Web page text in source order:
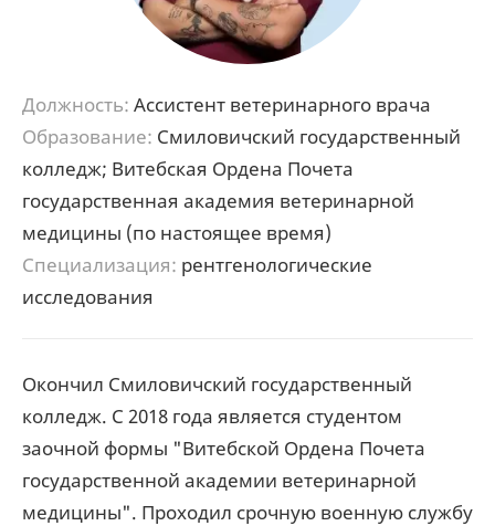
Должность: Ассистент ветеринарного врача
Образование: Смиловичский государственный
колледж; Витебская Ордена Почета
государственная академия ветеринарной
медицины (по настоящее время)
Специализация: рентгенологические
исследования
Окончил Смиловичский государственный
колледж. С 2018 года является студентом
заочной формы "Витебской Ордена Почета
государственной академии ветеринарной
медицины". Проходил срочную военную службу